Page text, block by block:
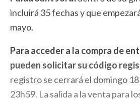
incluirá 35 fechas y que
mayo.
Para acceder a la compra de
pueden solicitar su código
registro se cerrará el domingo
23h59. La salida a la venta para